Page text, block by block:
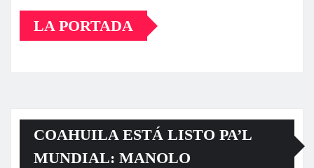
LA PORTADA
COAHUILA ESTÁ LISTO PA’L
MUNDIAL: MANOLO